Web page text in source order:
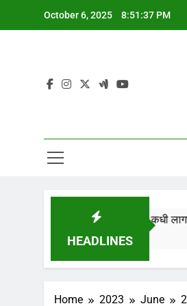
October 6, 2025 8:51:38 PM
HEADLINES
लागणार,येथे पहा कधी लागणार निकाल
Home 2023 June